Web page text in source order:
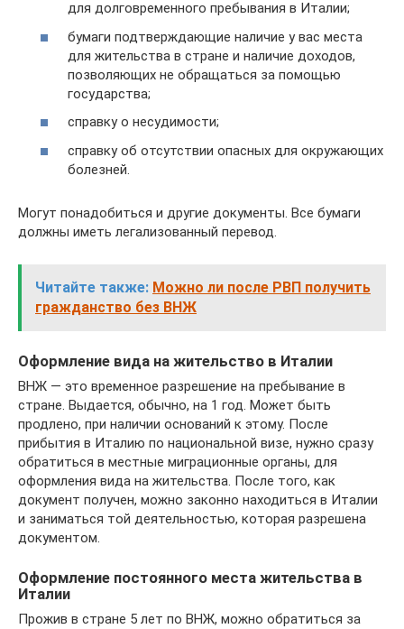
для долговременного пребывания в Италии;
бумаги подтверждающие наличие у вас места
для жительства в стране и наличие доходов,
позволяющих не обращаться за помощью
государства;
справку о несудимости;
справку об отсутствии опасных для окружающих
болезней.
Могут понадобиться и другие документы. Все бумаги
должны иметь легализованный перевод.
Читайте также: Можно ли после РВП получить
гражданство без ВНЖ
Оформление вида на жительство в Италии
ВНЖ — это временное разрешение на пребывание в
стране. Выдается, обычно, на 1 год. Может быть
продлено, при наличии оснований к этому. После
прибытия в Италию по национальной визе, нужно сразу
обратиться в местные миграционные органы, для
оформления вида на жительства. После того, как
документ получен, можно законно находиться в Италии
и заниматься той деятельностью, которая разрешена
документом.
Оформление постоянного места жительства в
Италии
Прожив в стране 5 лет по ВНЖ, можно обратиться за